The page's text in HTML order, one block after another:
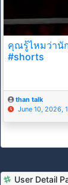
คุณรู้ไหมว่านั
#shorts
than talk
June 10, 2026,
User Detail